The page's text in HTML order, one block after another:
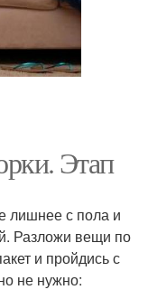
Этап
лишнее с пола и
Разложи вещи по
и пройдись с
не нужно: